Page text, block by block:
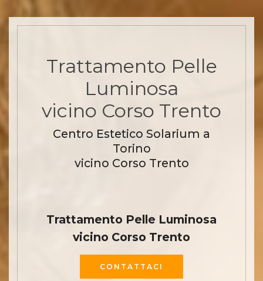
Trattamento Pelle
Luminosa
vicino Corso Trento
Centro Estetico Solarium a
Torino
vicino Corso Trento
Trattamento Pelle Luminosa
vicino Corso Trento
CONTATTACI